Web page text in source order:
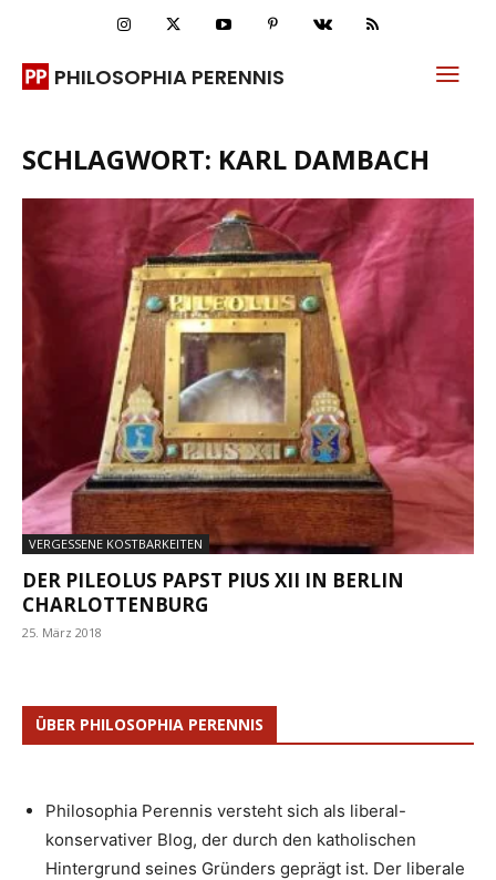
PHILOSOPHIA PERENNIS
SCHLAGWORT: KARL DAMBACH
VERGESSENE KOSTBARKEITEN
DER PILEOLUS PAPST PIUS XII IN BERLIN
CHARLOTTENBURG
25. März 2018
ÜBER PHILOSOPHIA PERENNIS
Philosophia Perennis versteht sich als liberal-
konservativer Blog, der durch den katholischen
Hintergrund seines Gründers geprägt ist. Der liberale